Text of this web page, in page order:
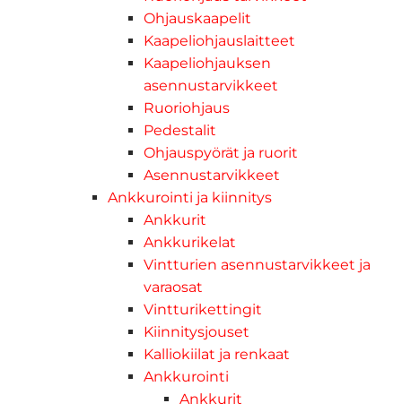
Ohjauskaapelit
Kaapeliohjauslaitteet
Kaapeliohjauksen
asennustarvikkeet
Ruoriohjaus
Pedestalit
Ohjauspyörät ja ruorit
Asennustarvikkeet
Ankkurointi ja kiinnitys
Ankkurit
Ankkurikelat
Vintturien asennustarvikkeet ja
varaosat
Vintturikettingit
Kiinnitysjouset
Kalliokiilat ja renkaat
Ankkurointi
Ankkurit